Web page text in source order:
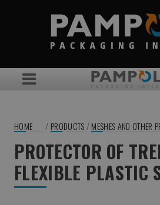
HOME / PRODUCTS /MESHES AND OTHER
PROTECTOR OF
FLEXIBLE PLASTIC